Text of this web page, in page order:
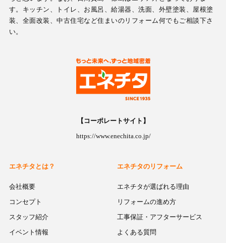
す。キッチン、トイレ、お風呂、給湯器、洗面、外壁塗装、屋根塗
装、全面改装、中古住宅など住まいのリフォーム何でもご相談下さ
い。
【コーポレートサイト】
https://www.enechita.co.jp/
エネチタとは？
会社概要
コンセプト
スタッフ紹介
イベント情報
エネチタのリフォーム
エネチタが選ばれる理由
リフォームの進め方
工事保証・アフターサービス
よくある質問